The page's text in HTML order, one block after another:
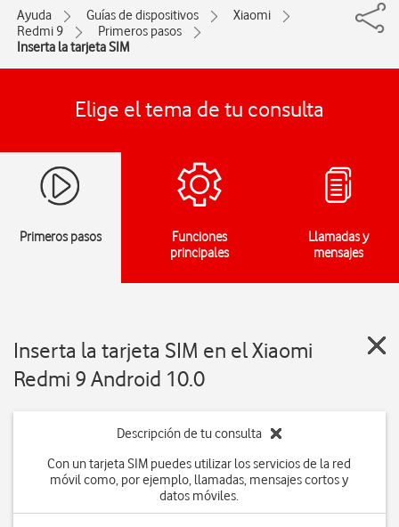
Ayuda Guías de dispositivos
Xiaomi
Redmi 9
Primeros pasos
Inserta la tarjeta SIM
Elige el tema de tu consulta
Primeros pasos
Funciones
principales
Llamadas y
mensajes
Inserta la tarjeta SIM en el Xiaomi
Redmi 9 Android 10.0
Descripción de tu consulta
Con un tarjeta SIM puedes utilizar los servicios de la red
móvil como, por ejemplo, llamadas, mensajes cortos y
datos móviles.